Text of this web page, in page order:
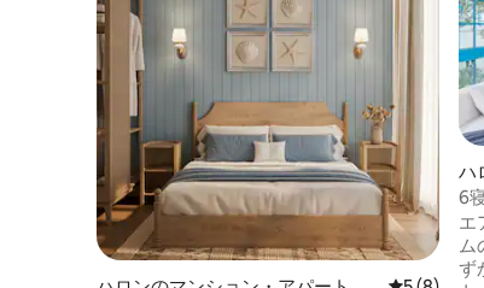
ハ
6
チ
エ
ム
ず